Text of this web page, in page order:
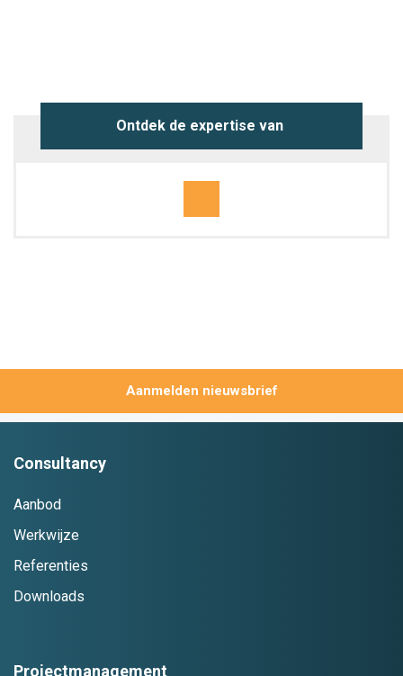
Ontdek de expertise van
Aanmelden
Consultancy
Aanbod
Werkwijze
Referenties
Downloads
Projectmanagement